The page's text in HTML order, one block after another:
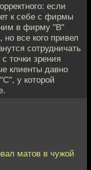
если
к себе с фирмы
ним в фирму "В"
все кого привел
сотрудничать
точки зрения
клиенты давно
у которой
матов в чужой